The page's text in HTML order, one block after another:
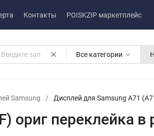
Контакты POISKZIP маркетплейс
Все категории
Samsung / Дисплей для Samsung A71
ориг переклейка в